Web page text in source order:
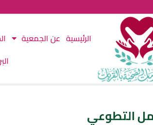
الرئيسية عن الجمعية
التطوعي